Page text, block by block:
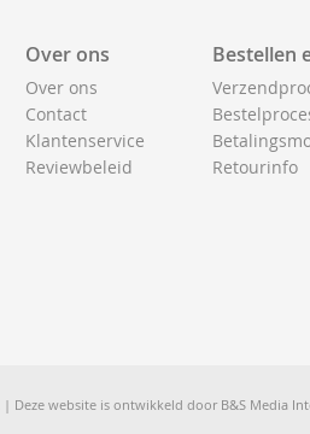
Over ons
Over ons
Contact
Klantenservice
Reviewbeleid
Bestellen
Retourinfo
| Deze website is ontwikkeld door B&S Media